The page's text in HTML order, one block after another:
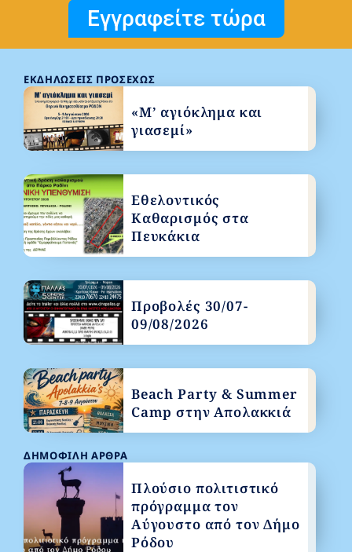
Εγγραφείτε τώρα
ΔΗΜΟΦΙΛΉ ΆΡΘΡΑ
Πλούσιο πολιτιστικό
πρόγραμμα τον
Αύγουστο από τον Δήμο
Ρόδου
ΕΚΔΗΛΏΣΕΙΣ ΠΡΟΣΕΧΏΣ
«Μ’ αγιόκλημα και
γιασεμί»
Εθελοντικός
Καθαρισμός στα
Πευκάκια
Προβολές 30/07-
09/08/2026
Beach Party & Summer
Camp στην Απολακκιά